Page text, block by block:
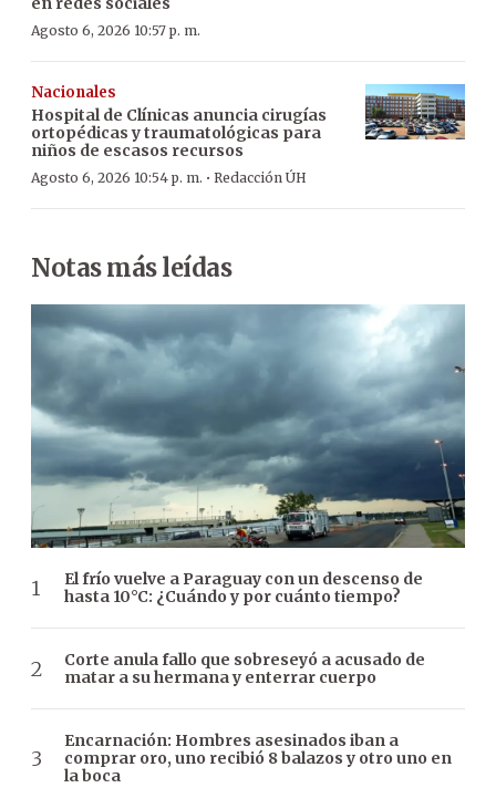
Agosto 6, 2026 10:57 p. m.
Nacionales
Hospital de Clínicas anuncia cirugías
ortopédicas y traumatológicas para
niños de escasos recursos
Agosto 6, 2026 10:54 p. m. · Redacción ÚH
Notas más leídas
El frío vuelve a Paraguay con un descenso de
hasta 10°C: ¿Cuándo y por cuánto tiempo?
Corte anula fallo que sobreseyó a acusado de
matar a su hermana y enterrar cuerpo
Encarnación: Hombres asesinados iban a
comprar oro, uno recibió 8 balazos y otro uno en
la boca